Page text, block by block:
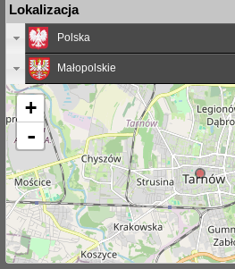
Lokalizacja
Polska
Małopolskie
+
-